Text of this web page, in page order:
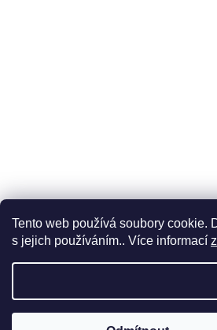
Tento web používá soubory cookie.
s jejich používáním.. Více informací